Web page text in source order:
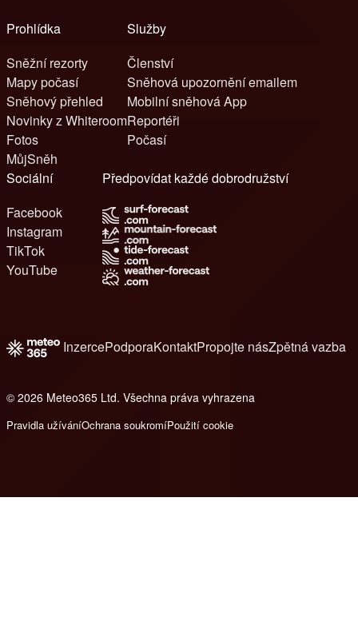
Prohlídka
Sněžní rezorty
Mapy počasí
Sněhový přehled
Novinky z Whiteroom
Fotos
MůjSněh
Služby
Členství
Sněhová upozornění emailem
Mobilní sněhová App
Reportéři
Počasí
Sociální
Facebook
Instagram
TikTok
YouTube
Předpovídat každé dobrodružství
InzercePodporaKontaktPropojte násZpětná vazba
© 2026 Meteo365 Ltd. Všechna práva vyhrazena
Pravidla užíváníOchrana soukromíPoužití cookie